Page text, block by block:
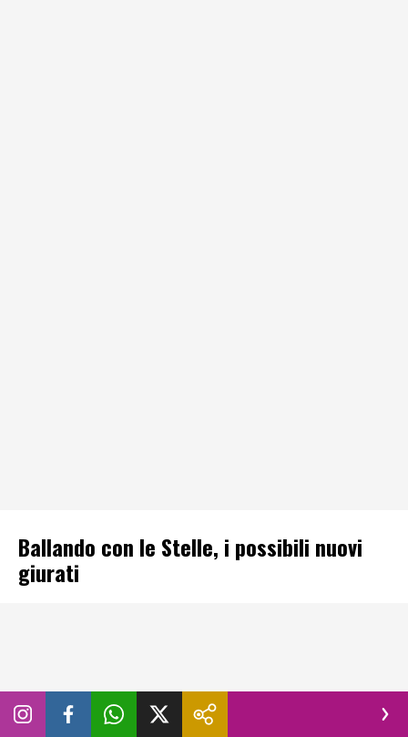
Ballando con le Stelle, i possibili nuovi
giurati